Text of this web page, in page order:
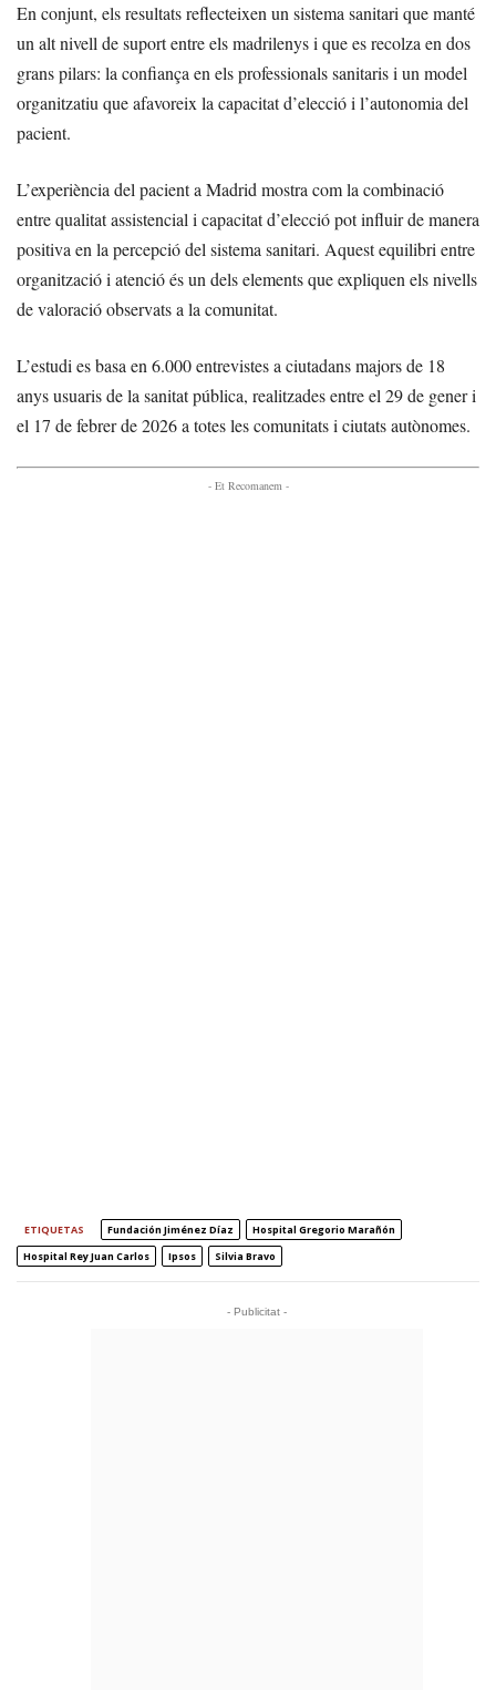
En conjunt, els resultats reflecteixen un sistema sanitari que manté
un alt nivell de suport entre els madrilenys i que es recolza en dos
grans pilars: la confiança en els professionals sanitaris i un model
organitzatiu que afavoreix la capacitat d’elecció i l’autonomia del
pacient.
L’experiència del pacient a Madrid mostra com la combinació
entre qualitat assistencial i capacitat d’elecció pot influir de manera
positiva en la percepció del sistema sanitari. Aquest equilibri entre
organització i atenció és un dels elements que expliquen els nivells
de valoració observats a la comunitat.
L’estudi es basa en 6.000 entrevistes a ciutadans majors de 18
anys usuaris de la sanitat pública, realitzades entre el 29 de gener i
el 17 de febrer de 2026 a totes les comunitats i ciutats autònomes.
- Et Recomanem -
ETIQUETAS Fundación Jiménez Díaz
Hospital Gregorio Marañón
Hospital Rey Juan Carlos
Ipsos Silvia Bravo
- Publicitat -